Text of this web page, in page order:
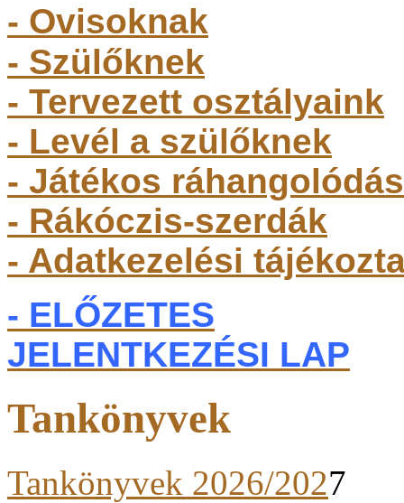
- Ovisoknak
- Szülőknek
- Tervezett osztályaink
- Levél a szülőknek
- Játékos ráhangolódás
- Rákóczis-szerdák
- Adatkezelési
- ELŐZETES
JELENTKEZÉSI LAP
Tankönyvek
Tankönyvek 2026/2027